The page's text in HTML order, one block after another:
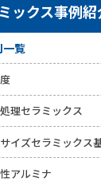
ックス事例紹
一覧
理セラミックス
イズセラミックス
アルミナ